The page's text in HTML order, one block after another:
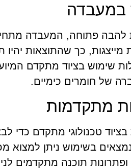
במעבדה
להבה פתוחה, המעבדה
מייצגות, כך שהתוצאות
שימוש בציוד מתקדם
של חומרים כימיים.
מתקדמות
טכנולוגי מתקדם כדי
בשימוש ניתן למצוא
ופתרונות תוכנה מתקדמים